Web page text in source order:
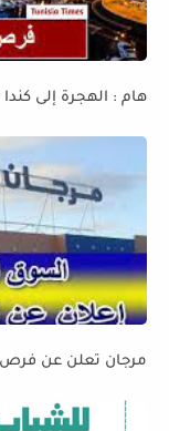
هام : الهجرة إلى
مرجان تعلن عن